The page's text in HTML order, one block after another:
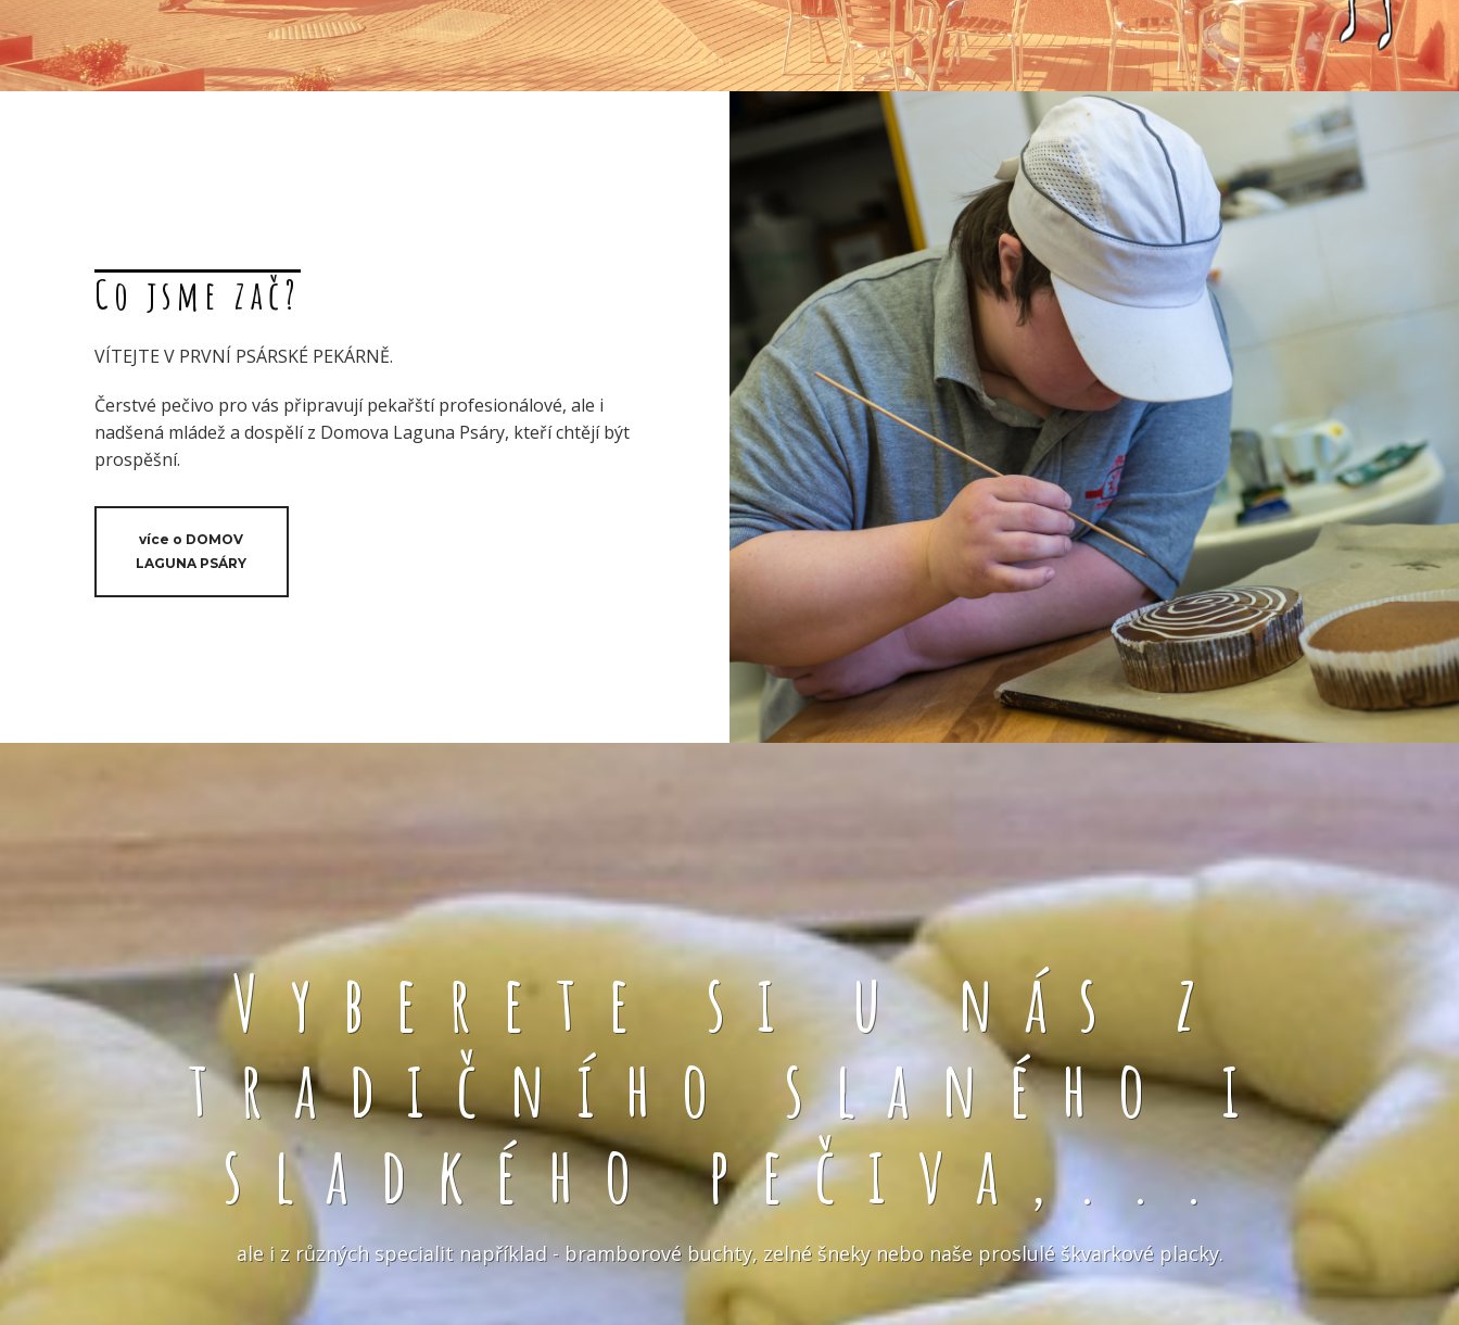
Co jsme zač?
VÍTEJTE V PRVNÍ PSÁRSKÉ PEKÁRNĚ.
Čerstvé pečivo pro vás připravují pekařští profesionálové, ale i
nadšená mládež a dospělí z Domova Laguna Psáry, kteří chtějí být
prospěšní.
více o DOMOV
LAGUNA PSÁRY
Vyberete si u nás z
tradičního slaného i
sladkého pečiva,...
ale i z různých specialit například - bramborové buchty, zelné šneky nebo naše proslulé škvarkové placky.